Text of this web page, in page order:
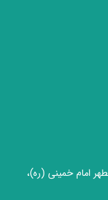
امام خمینی (ره)،